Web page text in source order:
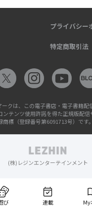
び 連載 My
プライバシー
特定商取引法
ークは、この電子書店・電子書籍配
ンテンツ使用許諾を得た正規版配
商標（登録番号第6091713号）です。
(株)レジンエンターテインメント